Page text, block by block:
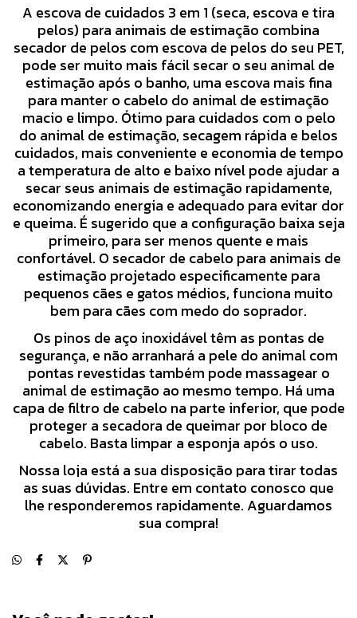
A escova de cuidados 3 em 1 (seca, escova e tira
pelos) para animais de estimação combina
secador de pelos com escova de pelos do seu PET,
pode ser muito mais fácil secar o seu animal de
estimação após o banho, uma escova mais fina
para manter o cabelo do animal de estimação
macio e limpo. Ótimo para cuidados com o pelo
do animal de estimação, secagem rápida e belos
cuidados, mais conveniente e economia de tempo
a temperatura de alto e baixo nível pode ajudar a
secar seus animais de estimação rapidamente,
economizando energia e adequado para evitar dor
e queima. É sugerido que a configuração baixa seja
primeiro, para ser menos quente e mais
confortável. O secador de cabelo para animais de
estimação projetado especificamente para
pequenos cães e gatos médios, funciona muito
bem para cães com medo do soprador.
Os pinos de aço inoxidável têm as pontas de
segurança, e não arranhará a pele do animal com
pontas revestidas também pode massagear o
animal de estimação ao mesmo tempo. Há uma
capa de filtro de cabelo na parte inferior, que pode
proteger a secadora de queimar por bloco de
cabelo. Basta limpar a esponja após o uso.
Nossa loja está a sua disposição para tirar todas
as suas dúvidas. Entre em contato conosco que
lhe responderemos rapidamente. Aguardamos
sua compra!